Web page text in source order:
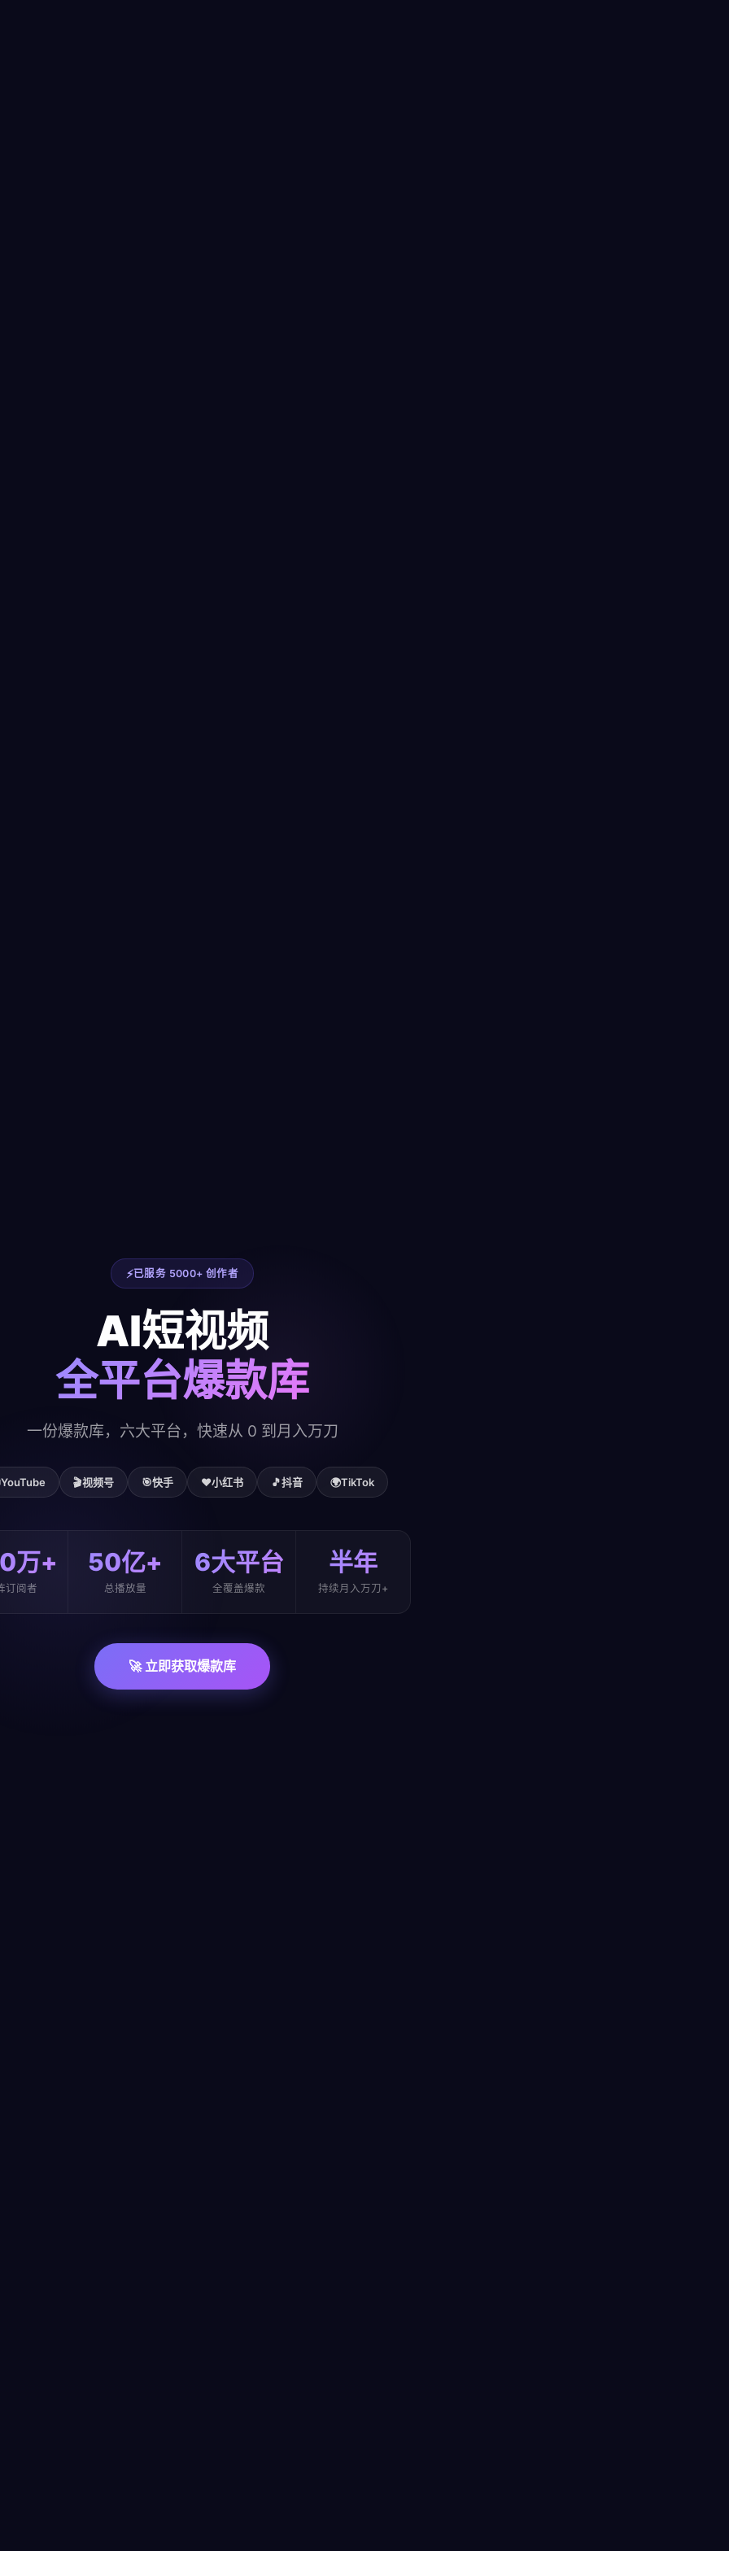
已服务 5000+ 创作者
AI短视频
全平台爆款库
一份爆款库，六大平台，快速从 0 到月入万刀
YouTube 🎬视频号 🎯快手 ❤️小红书 🎵抖音 🌍TikTok
万+
订阅者
50亿+
总播放量
6大平台
全覆盖爆款
半年
持续月入万刀+
🚀 立即获取爆款库